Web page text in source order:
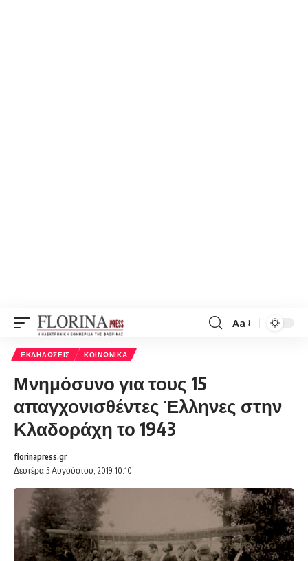
Font
Aa
ΕΚΔΗΛΏΣΕΙΣ ΚΟΙΝΩΝΙΚΆ
Μνημόσυνο για τους 15
απαγχονισθέντες Έλληνες στην
Κλαδοράχη το 1943
Δευτέρα 5 Αυγούστου, 2019 10:10
florinapress.gr